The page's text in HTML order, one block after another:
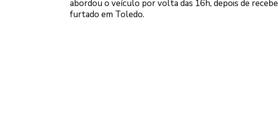
abordou o veículo por volta das 16h, depois de
furtado em Toledo.